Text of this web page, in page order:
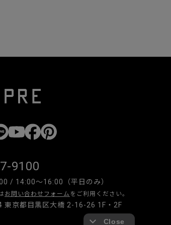
9100
/ 14:00〜16:00（平日のみ）
お問い合わせフォーム をご利用ください。
東京都目黒区大橋 2-16-26 1F・2F